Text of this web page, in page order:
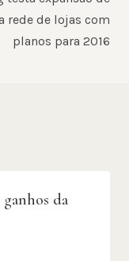
rede de lojas com
planos para 2016
da